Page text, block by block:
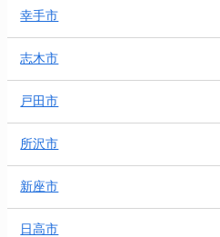
幸手市
志木市
戸田市
所沢市
新座市
日高市